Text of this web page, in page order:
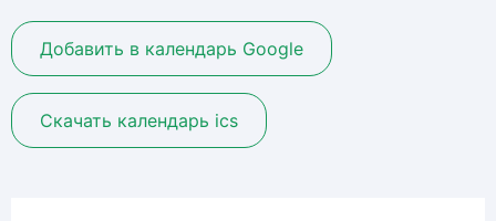
Добавить в календарь Google
Скачать календарь ics